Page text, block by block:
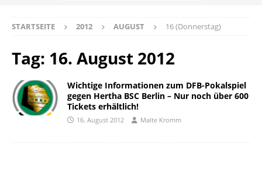
STARTSEITE 2012 AUGUST 16 (Donnerstag)
Tag: 16. August 2012
Wichtige Informationen zum DFB-Pokalspiel
gegen Hertha BSC Berlin – Nur noch über 600
Tickets erhältlich!
16. August 2012 Malte Kromm